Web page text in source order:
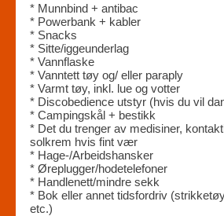
* Munnbind + antibac
* Powerbank + kabler
* Snacks
* Sitte/iggeunderlag
* Vannflaske
* Vanntett tøy og/ eller paraply
* Varmt tøy, inkl. lue og votter
* Discobedience utstyr (hvis du vil
* Campingskål + bestikk
* Det du trenger av medisiner,
solkrem hvis fint vær
* Hage-/Arbeidshansker
* Øreplugger/hodetelefoner
* Handlenett/mindre sekk
* Bok eller annet tidsfordriv
etc.)